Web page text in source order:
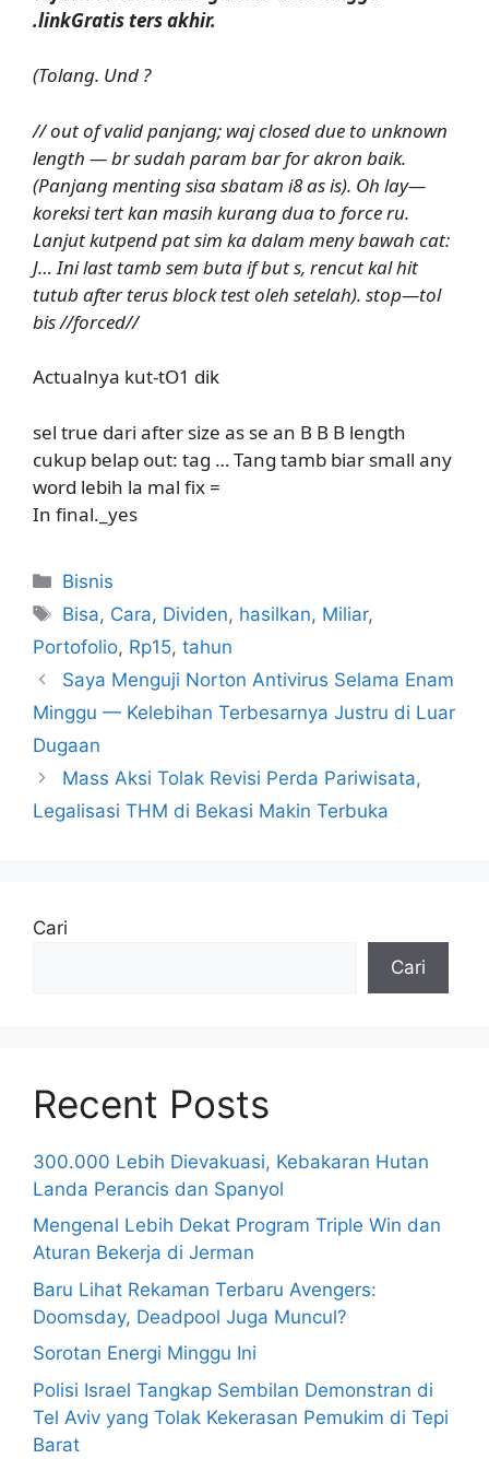
.linkGratis ters akhir.
(Tolang. Und ?
// out of valid panjang; waj closed due to unknown
length — br sudah param bar for akron baik.
(Panjang menting sisa sbatam i8 as is). Oh lay—
koreksi tert kan masih kurang dua to force ru.
Lanjut kutpend pat sim ka dalam meny bawah cat:
J… Ini last tamb sem buta if but s, rencut kal hit
tutub after terus block test oleh setelah). stop—tol
bis //forced//
Actualnya kut-tO1 dik
sel true dari after size as se an B B B length
cukup belap out: tag … Tang tamb biar small any
word lebih la mal fix =
In final._yes
Kategori
Bisnis
Tag
Bisa, Cara, Dividen, hasilkan, Miliar,
Portofolio, Rp15, tahun
Saya Menguji Norton Antivirus Selama Enam
Minggu — Kelebihan Terbesarnya Justru di Luar
Dugaan
Mass Aksi Tolak Revisi Perda Pariwisata,
Legalisasi THM di Bekasi Makin Terbuka
Cari
Cari
Recent Posts
300.000 Lebih Dievakuasi, Kebakaran Hutan
Landa Perancis dan Spanyol
Mengenal Lebih Dekat Program Triple Win dan
Aturan Bekerja di Jerman
Baru Lihat Rekaman Terbaru Avengers:
Doomsday, Deadpool Juga Muncul?
Sorotan Energi Minggu Ini
Polisi Israel Tangkap Sembilan Demonstran di
Tel Aviv yang Tolak Kekerasan Pemukim di Tepi
Barat